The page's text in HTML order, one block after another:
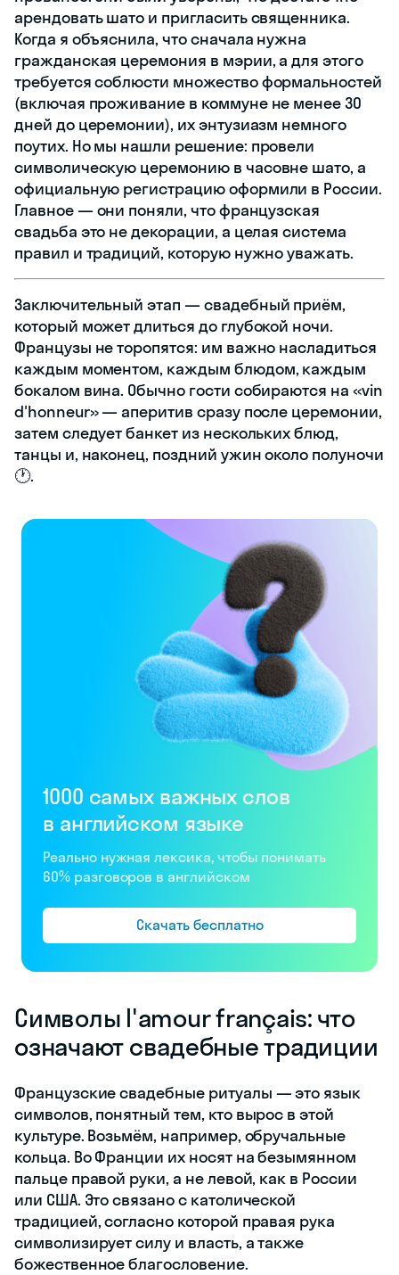
арендовать шато и пригласить священника.
Когда я объяснила, что сначала нужна
гражданская церемония в мэрии, а для этого
требуется соблюсти множество формальностей
(включая проживание в коммуне не менее 30
дней до церемонии), их энтузиазм немного
поутих. Но мы нашли решение: провели
символическую церемонию в часовне шато, а
официальную регистрацию оформили в России.
Главное — они поняли, что французская
свадьба это не декорации, а целая система
правил и традиций, которую нужно уважать.
Заключительный этап — свадебный приём,
который может длиться до глубокой ночи.
Французы не торопятся: им важно насладиться
каждым моментом, каждым блюдом, каждым
бокалом вина. Обычно гости собираются на «vin
d'honneur» — аперитив сразу после церемонии,
затем следует банкет из нескольких блюд,
танцы и, наконец, поздний ужин около полуночи
🕐.
1000 самых важных слов
в английском языке
Реально нужная лексика, чтобы понимать
60% разговоров в английском
Скачать бесплатно
Символы l'amour français: что
означают свадебные традиции
Французские свадебные ритуалы — это язык
символов, понятный тем, кто вырос в этой
культуре. Возьмём, например, обручальные
кольца. Во Франции их носят на безымянном
пальце правой руки, а не левой, как в России
или США. Это связано с католической
традицией, согласно которой правая рука
символизирует силу и власть, а также
божественное благословение.